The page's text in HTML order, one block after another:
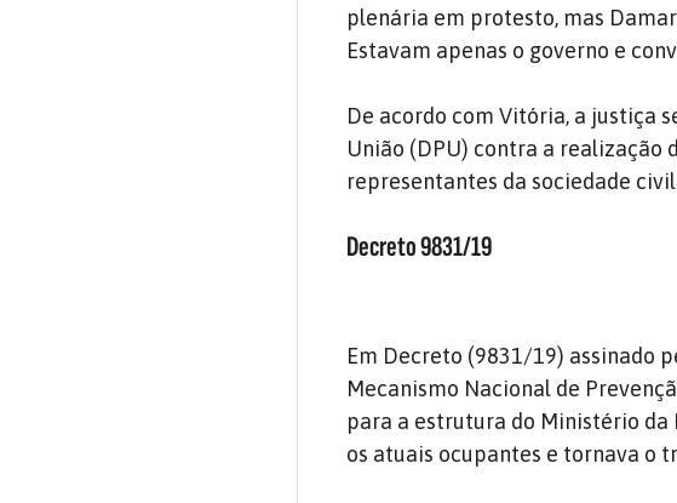
plenária em protesto, mas
Estavam apenas o governo e
De acordo com Vitória, a justiça
União (DPU) contra a realização
representantes da sociedade
Decreto 9831/19
Em Decreto (9831/19) assinado
Mecanismo Nacional de
para a estrutura do Ministério da
os atuais ocupantes e tornava o